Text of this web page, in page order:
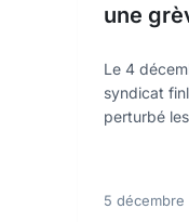
une
Le 4
syndicat
perturbé
5 décembre